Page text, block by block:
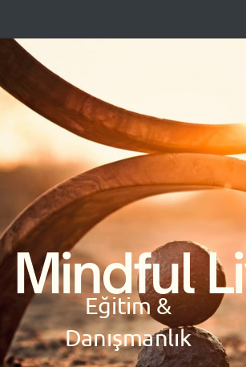
Mindful
Eğitim &
Danışmanlık